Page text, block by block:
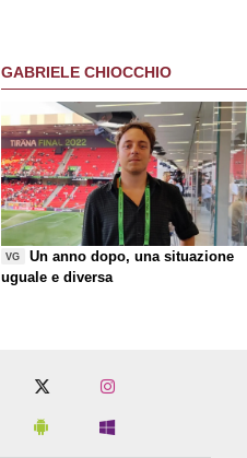
GABRIELE CHIOCCHIO
VG
Un anno dopo, una situazione
uguale e diversa